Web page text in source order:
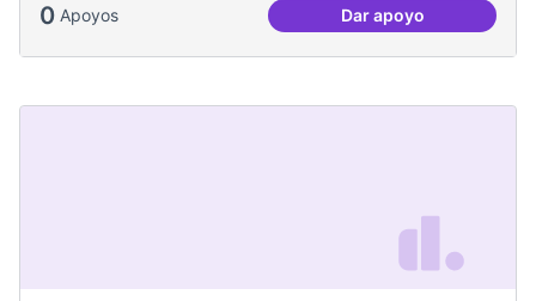
0 Apoyos Dar apoyoHelp with audio